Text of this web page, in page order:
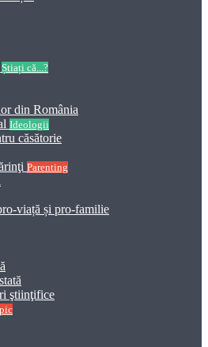
Știați că...?
din România
Ideologii
căsătorie
Parenting
viață și pro-familie
ştiinţifice